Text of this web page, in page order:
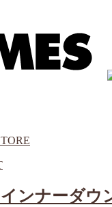
ンナーダウ